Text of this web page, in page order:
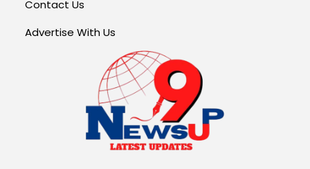
Contact Us
Advertise With Us